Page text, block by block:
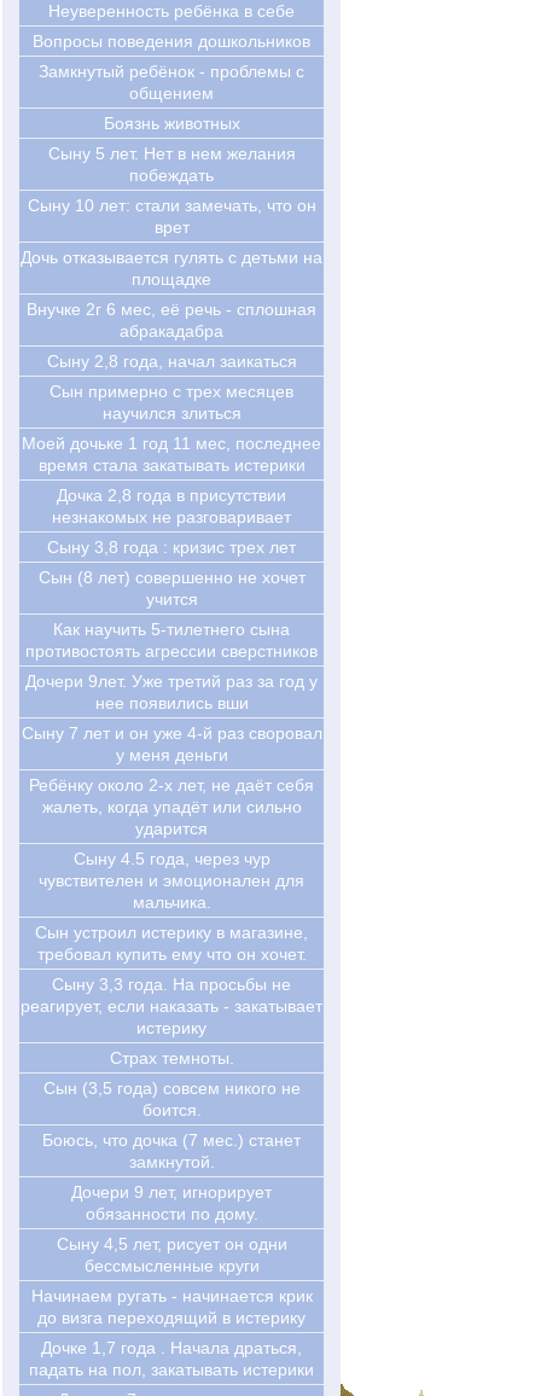
Неуверенность ребёнка в себе
Вопросы поведения дошкольников
Замкнутый ребёнок - проблемы с
общением
Боязнь животных
Сыну 5 лет. Нет в нем желания
побеждать
Cыну 10 лет: стали замечать, что он
врет
Дочь отказывается гулять с детьми на
площадке
Внучке 2г 6 мес, её речь - сплошная
абракадабра
Сыну 2,8 года, начал заикаться
Сын примерно с трех месяцев
научился злиться
Моей дочьке 1 год 11 мес, последнее
время стала закатывать истерики
Дочка 2,8 года в присутствии
незнакомых не разговаривает
Сыну 3,8 года : кризис трех лет
Cын (8 лет) совершенно не хочет
учится
Как научить 5-тилетнего сына
противостоять агрессии сверстников
Дочери 9лет. Уже третий раз за год у
нее появились вши
Сыну 7 лет и он уже 4-й раз своровал
у меня деньги
Ребёнку около 2-х лет, не даёт себя
жалеть, когда упадёт или сильно
ударится
Сыну 4.5 года, через чур
чувствителен и эмоционален для
мальчика.
Сын устроил истерику в магазине,
требовал купить ему что он хочет.
Сыну 3,3 года. На просьбы не
реагирует, если наказать - закатывает
истерику
Страх темноты.
Сын (3,5 года) совсем никого не
боится.
Боюсь, что дочка (7 мес.) станет
замкнутой.
Дочери 9 лет, игнорирует
обязанности по дому.
Сыну 4,5 лет, рисует он одни
бессмысленные круги
Начинаем ругать - начинается крик
до визга переходящий в истерику
Дочке 1,7 года . Начала драться,
падать на пол, закатывать истерики